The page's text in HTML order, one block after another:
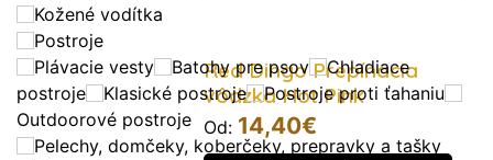
Kožené vodítka
Postroje
Plávacie vesty
Batohy pre psov
Chladiace
postroje
Klasické postroje
Postroje proti ťahaniu
Outdoorové postroje
Pelechy, domčeky, koberčeky, prepravky a tašky
Red Dingo Prepínacia
vôdzka Hot Pink
Od: 14,40€